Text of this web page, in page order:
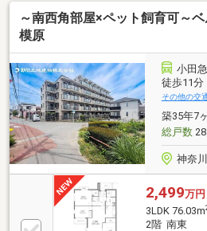
～南西角部屋×ペット飼育可～
模原
小田
徒歩11分
その他の交
築35年7
総戸数28
神奈
2,499万円
3LDK 76.03m
2階 南東